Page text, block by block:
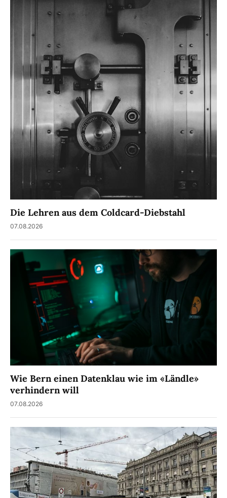
Die Lehren aus dem Coldcard-Diebstahl
07.08.2026
Wie Bern einen Datenklau wie im «Ländle»
verhindern will
07.08.2026